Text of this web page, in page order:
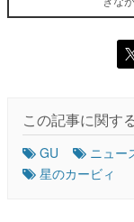
この記事に関す
GU ニュー
星のカービィ